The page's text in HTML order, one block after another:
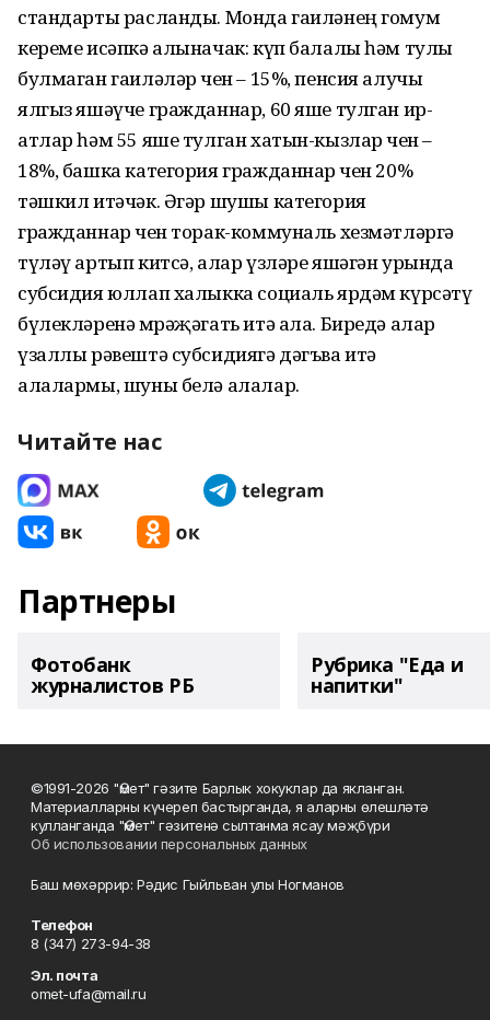
стандарты расланды. Монда гаиләнең гомум
кереме исәпкә алыначак: күп балалы һәм тулы
булмаган гаиләләр өчен – 15%, пенсия алучы
ялгыз яшәүче гражданнар, 60 яше тулган ир-
атлар һәм 55 яше тулган хатын-кызлар өчен –
18%, башка категория гражданнар өчен 20%
тәшкил итәчәк. Әгәр шушы категория
гражданнар өчен торак-коммуналь хезмәтләргә
түләү артып китсә, алар үзләре яшәгән урында
субсидия юллап халыкка социаль ярдәм күрсәтү
бүлекләренә мөрәҗәгать итә ала. Биредә алар
үзаллы рәвештә субсидиягә дәгъва итә
алалармы, шуны белә алалар.
Читайте нас
Партнеры
Фотобанк
журналистов РБ
Рубрика "Еда и
напитки"
©1991-2026 "Өмет" гәзите Барлык хокуклар да якланган.
Материалларны күчереп бастырганда, я аларны өлешләтә
кулланганда "Өмет" гәзитенә сылтанма ясау мәҗбүри
Об использовании персональных данных
Баш мөхәррир: Рәдис Гыйльван улы Ногманов
Телефон
8 (347) 273-94-38
Эл. почта
omet-ufa@mail.ru